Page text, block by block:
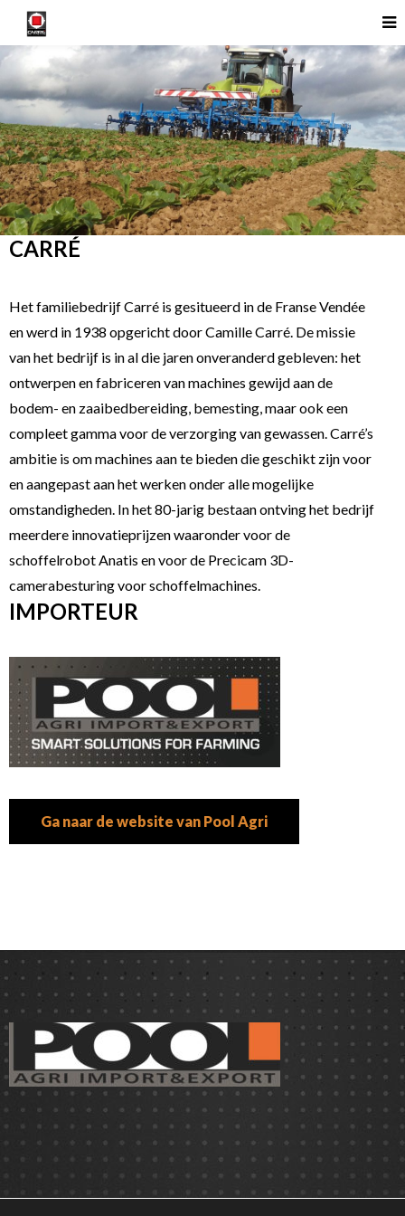
CARRÉ
Het familiebedrijf Carré is gesitueerd in de Franse Vendée
en werd in 1938 opgericht door Camille Carré. De missie
van het bedrijf is in al die jaren onveranderd gebleven: het
ontwerpen en fabriceren van machines gewijd aan de
bodem- en zaaibedbereiding, bemesting, maar ook een
compleet gamma voor de verzorging van gewassen. Carré’s
ambitie is om machines aan te bieden die geschikt zijn voor
en aangepast aan het werken onder alle mogelijke
omstandigheden. In het 80-jarig bestaan ontving het bedrijf
meerdere innovatieprijzen waaronder voor de
schoffelrobot Anatis en voor de Precicam 3D-
camerabesturing voor schoffelmachines.
IMPORTEUR
Ga naar de website van Pool Agri